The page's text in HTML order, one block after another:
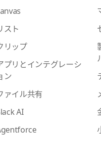
スト
リップ
プリとインテグレーシ
ン
ァイル共有
AI